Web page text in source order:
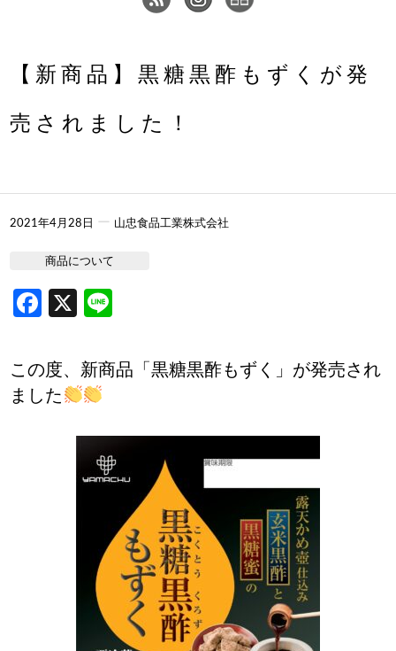
【新商品】黒糖黒酢もずくが発
売されました！
2021年4月28日 ー 山忠食品工業株式会社
商品について
Facebook
X
この度、新商品「黒糖黒酢もずく」が発売され
ました